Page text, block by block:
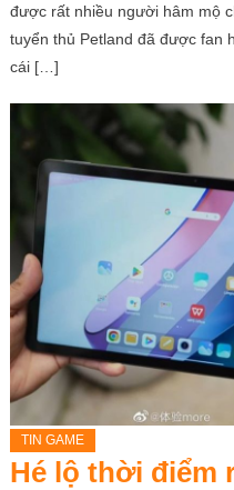
được rất nhiều người hâm mộ
tuyển thủ Petland đã được fan
cái […]
TIN GAME
Hé lộ thời điểm